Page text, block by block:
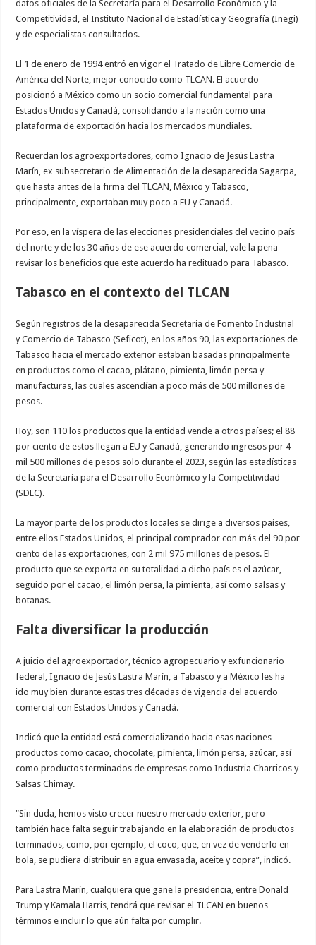
datos oficiales de la Secretaría para el Desarrollo Económico y la
Competitividad, el Instituto Nacional de Estadística y Geografía (Inegi)
y de especialistas consultados.
El 1 de enero de 1994 entró en vigor el Tratado de Libre Comercio de
América del Norte, mejor conocido como TLCAN. El acuerdo
posicionó a México como un socio comercial fundamental para
Estados Unidos y Canadá , consolidando a la nación como una
plataforma de exportación hacia los mercados mundiales.
Recuerdan los agroexportadores, como Ignacio de Jesús Lastra
Marín, ex subsecretario de Alimentación de la desaparecida Sagarpa,
que hasta antes de la firma del TLCAN, México y Tabasco,
principalmente, exportaban muy poco a EU y Canadá.
Por eso, en la víspera de las elecciones presidenciales del vecino país
del norte y de los 30 años de ese acuerdo comercial, vale la pena
revisar los beneficios que este acuerdo ha redituado para Tabasco.
Tabasco en el contexto del TLCAN
Según registros de la desaparecida Secretaría de Fomento Industrial
y Comercio de Tabasco (Seficot), en los años 90, las exportaciones de
Tabasco hacia el mercado exterior estaban basadas principalmente
en productos como el cacao, plátano, pimienta, limón persa y
manufacturas, las cuales ascendían a poco más de 500 millones de
pesos.
Hoy, son 110 los productos que la entidad vende a otros países; el 88
por ciento de estos llegan a EU y Canadá , generando ingresos por 4
mil 500 millones de pesos solo durante el 2023, según las estadísticas
de la Secretaría para el Desarrollo Económico y la Competitividad
(SDEC).
La mayor parte de los productos locales se dirige a diversos países,
entre ellos Estados Unidos, el principal comprador con más del 90 por
ciento de las exportaciones, con 2 mil 975 millones de pesos. El
producto que se exporta en su totalidad a dicho país es el azúcar,
seguido por el cacao, el limón persa, la pimienta, asícomo salsas y
botanas.
Falta diversificar la producción
A juicio del agroexportador, técnico agropecuario y exfuncionario
federal, Ignacio de Jesús Lastra Marín, a Tabasco y a México les ha
ido muy bien durante estas tres décadas de vigencia del acuerdo
comercial con Estados Unidos y Canadá.
Indicó que la entidad está comercializando hacia esas naciones
productos como cacao, chocolate, pimienta, limón persa, azúcar, así
como productos terminados de empresas como Industria Charricos y
Salsas Chimay.
“Sin duda, hemos visto crecer nuestro mercado exterior, pero
también hace falta seguir trabajando en la elaboración de productos
terminados, como, por ejemplo, el coco, que, en vez de venderlo en
bola, se pudiera distribuir en agua envasada, aceite y copra” , indicó.
Para Lastra Marín, cualquiera que gane la presidencia, entre Donald
Trump y Kamala Harris, tendrá que revisar el TLCAN en buenos
términos e incluir lo que aún falta por cumplir.